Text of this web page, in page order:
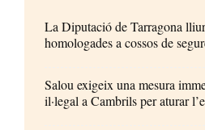
La Diputació de Tarragona
homologades a cossos de
Salou exigeix una mesura
il·legal a Cambrils per aturar